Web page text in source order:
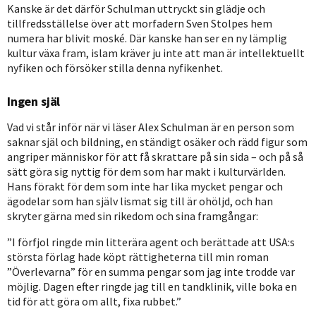
Kanske är det därför Schulman uttryckt sin glädje och
tillfredsställelse över att morfadern Sven Stolpes hem
numera har blivit moské. Där kanske han ser en ny lämplig
kultur växa fram, islam kräver ju inte att man är intellektuellt
nyfiken och försöker stilla denna nyfikenhet.
Ingen själ
Vad vi står inför när vi läser Alex Schulman är en person som
saknar själ och bildning, en ständigt osäker och rädd figur som
angriper människor för att få skrattare på sin sida – och på så
sätt göra sig nyttig för dem som har makt i kulturvärlden.
Hans förakt för dem som inte har lika mycket pengar och
ägodelar som han själv lismat sig till är ohöljd, och han
skryter gärna med sin rikedom och sina framgångar:
”I förfjol ringde min litterära agent och berättade att USA:s
största förlag hade köpt rättigheterna till min roman
”Överlevarna” för en summa pengar som jag inte trodde var
möjlig. Dagen efter ringde jag till en tandklinik, ville boka en
tid för att göra om allt, fixa rubbet.”